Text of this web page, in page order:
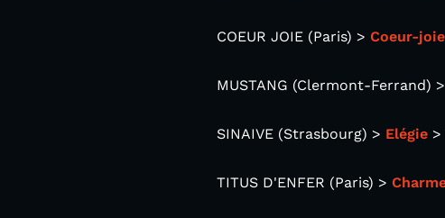
COEUR JOIE (Paris) > Coeur-joie
MUSTANG (Clermont-Ferrand) >
SINAIVE (Strasbourg) > Elégie
TITUS D'ENFER (Paris) >